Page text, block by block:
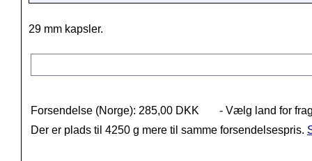
29 mm kapsler.
Forsendelse (Norge): 285,00 DKK
- Vælg land for
Der er plads til 4250 g mere til samme forsendelsespris.